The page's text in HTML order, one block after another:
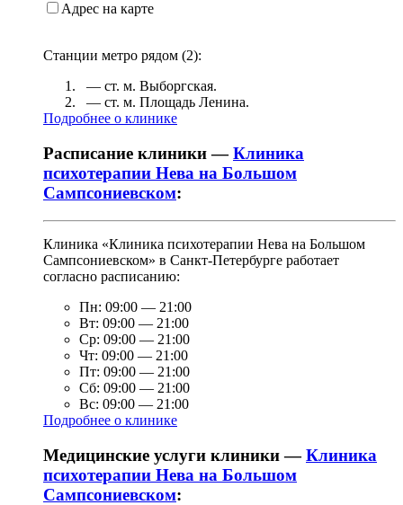
Адрес на карте
Станции метро рядом (2):
— ст. м. Выборгская.
— ст. м. Площадь Ленина.
Подробнее о клинике
Расписание клиники —Клиника
психотерапии Нева на Большом
Сампсониевском:
Клиника «Клиника психотерапии Нева на Большом
Сампсониевском» в Санкт-Петербурге работает
согласно расписанию:
Пн: 09:00 — 21:00
Вт: 09:00 — 21:00
Ср: 09:00 — 21:00
Чт: 09:00 — 21:00
Пт: 09:00 — 21:00
Сб: 09:00 — 21:00
Вс: 09:00 — 21:00
Подробнее о клинике
Медицинские услуги клиники —Клиника
психотерапии Нева на Большом
Сампсониевском: